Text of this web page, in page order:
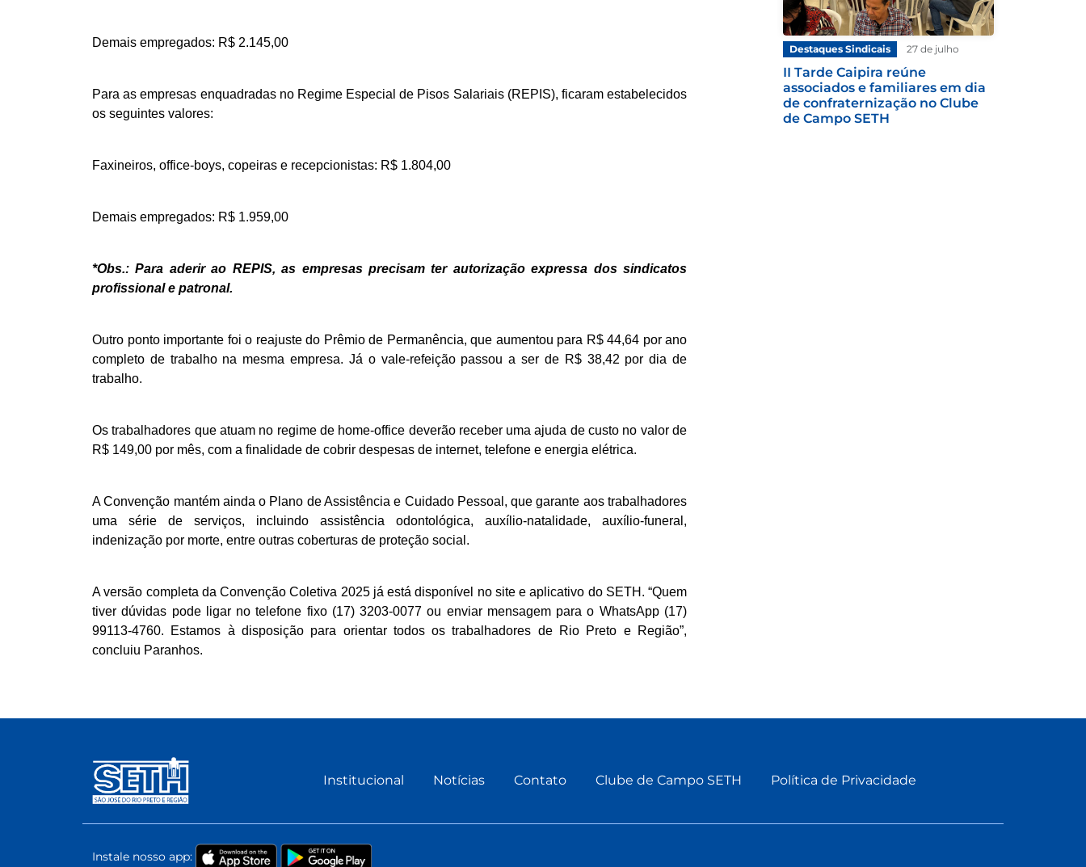
Demais empregados: R$ 2.145,00
Para as empresas enquadradas no Regime Especial de Pisos Salariais (REPIS), ficaram estabelecidos
os seguintes valores:
Faxineiros, office-boys, copeiras e recepcionistas: R$ 1.804,00
Demais empregados: R$ 1.959,00
*Obs.: Para aderir ao REPIS, as empresas precisam ter autorização expressa dos sindicatos
profissional e patronal.
Outro ponto importante foi o reajuste do Prêmio de Permanência, que aumentou para R$ 44,64 por ano
completo de trabalho na mesma empresa. Já o vale-refeição passou a ser de R$ 38,42 por dia de
trabalho.
Os trabalhadores que atuam no regime de home-office deverão receber uma ajuda de custo no valor de
R$ 149,00 por mês, com a finalidade de cobrir despesas de internet, telefone e energia elétrica.
A Convenção mantém ainda o Plano de Assistência e Cuidado Pessoal, que garante aos trabalhadores
uma série de serviços, incluindo assistência odontológica, auxílio-natalidade, auxílio-funeral,
indenização por morte, entre outras coberturas de proteção social.
A versão completa da Convenção Coletiva 2025 já está disponível no site e aplicativo do SETH. “Quem
tiver dúvidas pode ligar no telefone fixo (17) 3203-0077 ou enviar mensagem para o WhatsApp (17)
99113-4760. Estamos à disposição para orientar todos os trabalhadores de Rio Preto e Região”,
concluiu Paranhos.
Destaques Sindicais 27 de julho
II Tarde Caipira reúne
associados e familiares em dia
de confraternização no Clube
de Campo SETH
Institucional Notícias Contato Clube de Campo SETH Política de Privacidade
Instale nosso app: